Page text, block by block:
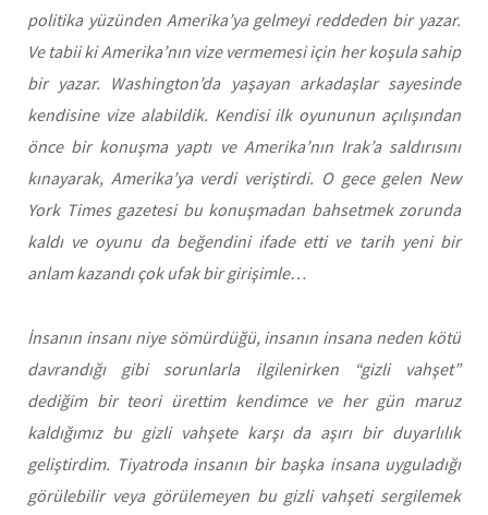
politika yüzünden Amerika’ya gelmeyi reddeden bir yazar.
Ve tabii ki Amerika’nın vize vermemesi için her koşula sahip
bir yazar. Washington’da yaşayan arkadaşlar sayesinde
kendisine vize alabildik. Kendisi ilk oyununun açılışından
önce bir konuşma yaptı ve Amerika’nın Irak’a saldırısını
kınayarak, Amerika’ya verdi veriştirdi. O gece gelen New
York Times gazetesi bu konuşmadan bahsetmek zorunda
kaldı ve oyunu da beğendini ifade etti ve tarih yeni bir
anlam kazandı çok ufak bir girişimle…
İnsanın insanı niye sömürdüğü, insanın insana neden kötü
davrandığı gibi sorunlarla ilgilenirken “gizli vahşet”
dediğim bir teori ürettim kendimce ve her gün maruz
kaldığımız bu gizli vahşete karşı da aşırı bir duyarlılık
geliştirdim. Tiyatroda insanın bir başka insana uyguladığı
görülebilir veya görülemeyen bu gizli vahşeti sergilemek